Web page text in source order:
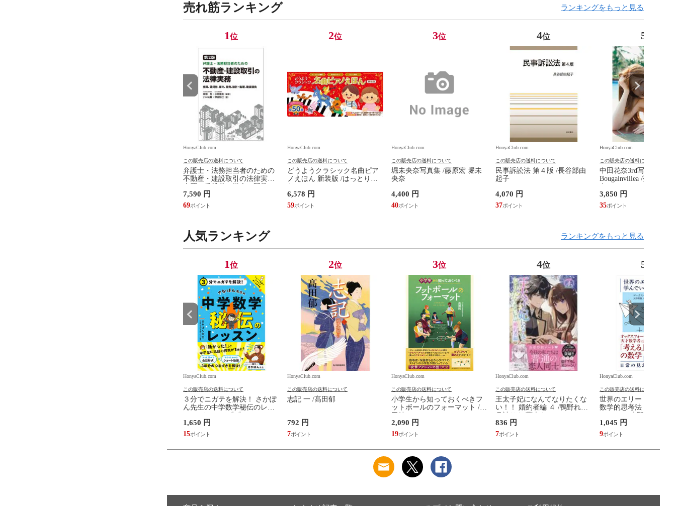
売れ筋ランキング ランキングをもっと見る
1位
HonyaClub.com
この販売店の送料について
弁護士・法務担当者のための
不動産・建設取引の法律実務
設計・監理、建設請負 第２版
/富田裕 小里佳嵩
7,590 円
69
2位
HonyaClub.com
この販売店の送料について
どうようクラシック名曲ピア
ノえほん 新装版 /はっとりな
ワコ
6,578 円
59
3位
HonyaClub.com
この販売店の送料について
堀未央奈写真集 /藤原宏 堀未
央奈
4,400 円
40
4位
HonyaClub.com
この販売店の送料について
民事訴訟法 第４版 /長谷部由
起子
4,070 円
37
5
HonyaClub.com
この販売店の送料について
中田花奈3rd写真集
Bougainvillea /菊地泰久
3,850 円
35
人気ランキング ランキングをもっと見る
1位
HonyaClub.com
この販売店の送料について
３分でニガテを解決！ さかぽ
ん先生の中学数学秘伝のレッ
1,650 円
15
2位
HonyaClub.com
この販売店の送料について
志記 一 /髙田郁
792 円
7
3位
HonyaClub.com
この販売店の送料について
小学生から知っておくべきフ
ットボールのフォーマット /高
2,090 円
19
4位
HonyaClub.com
この販売店の送料について
王太子妃になんてなりたくな
い！！ 婚約者編 ４ /鴨野れな
836 円
7
5
HonyaClub.com
この販売店の送料について
世界のエリートが学ん
数学的思考法 /マーカス
1,045 円
9